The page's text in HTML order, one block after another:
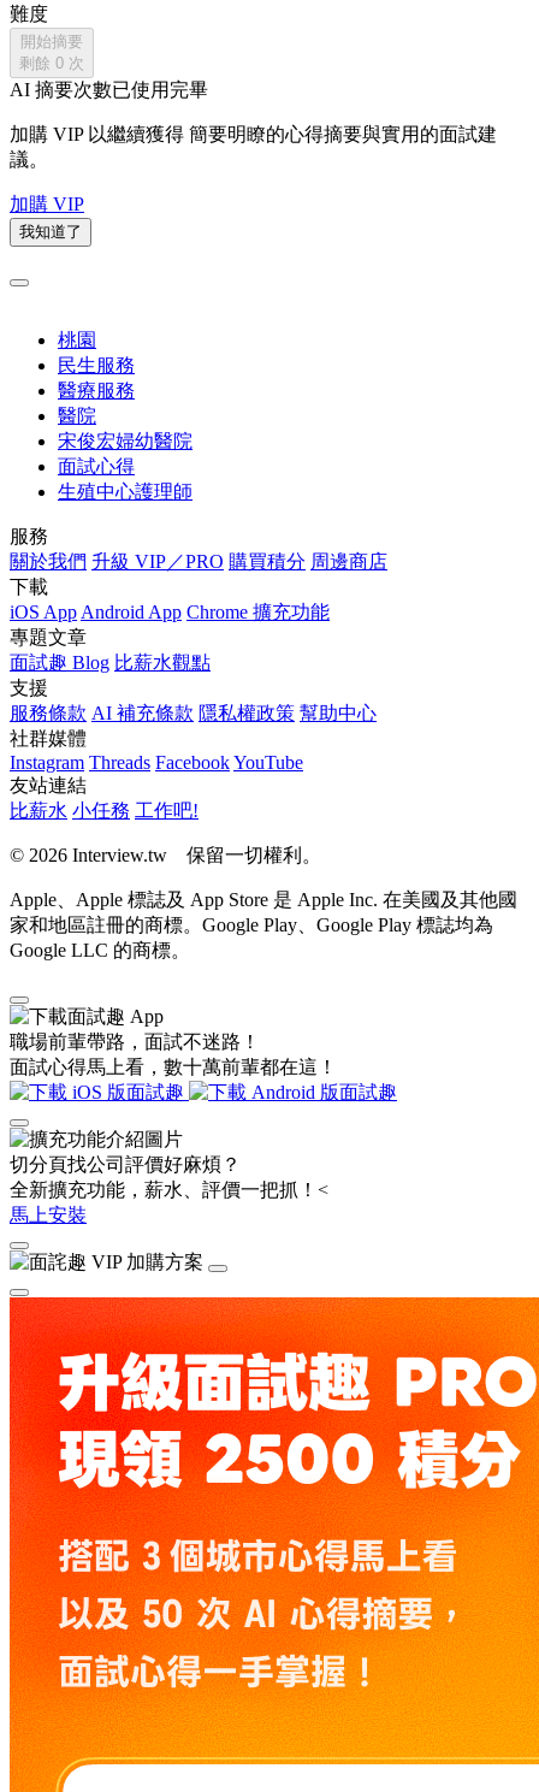
難度
開始摘要
剩餘 0 次
AI 摘要次數已使用完畢
加購 VIP 以繼續獲得 簡要明瞭的心得摘要與實用的面試建
議。
加購 VIP
我知道了
桃園
民生服務
醫療服務
醫院
宋俊宏婦幼醫院
面試心得
生殖中心護理師
服務
關於我們 升級 VIP／PRO 購買積分 周邊商店
下載
iOS App Android App Chrome 擴充功能
專題文章
面試趣 Blog 比薪水觀點
支援
服務條款 AI 補充條款 隱私權政策 幫助中心
社群媒體
Instagram Threads FacebookYouTube
友站連結
比薪水 小任務 工作吧!
© 2026 Interview.tw 保留一切權利。
Apple、Apple 標誌及 App Store 是 Apple Inc. 在美國及其他國
家和地區註冊的商標。Google Play、Google Play 標誌均為
Google LLC 的商標。
職場前輩帶路，面試不迷路！
面試心得馬上看，數十萬前輩都在這！
切分頁找公司評價好麻煩？
全新擴充功能，薪水、評價一把抓！<
馬上安裝